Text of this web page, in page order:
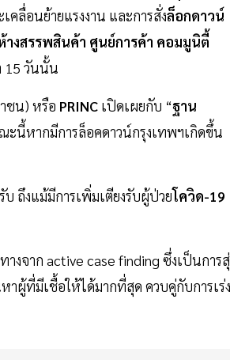
ลื่อนย้ายแรงงาน และการสั่งล็อกดาวน์
างสรรพสินค้า ศูนย์การค้า คอมมูนิตี้
15 วันนั้น
ชน) หรือ PRINC เปิดเผยกับ “ฐาน
นี้หากมีการล็อคดาวน์กรุงเทพฯเกิดขึ้น
ถึงแม้มีการเพิ่มเตียงรับผู้ป่วยโควิด-19
งจาก active case finding ซึ่งเป็นการ
ผู้ที่มีเชื้อให้ได้มากที่สุด ควบคู่กับการเร่ง